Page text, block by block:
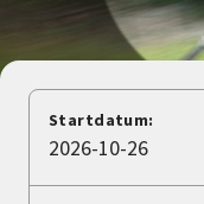
Cirkelledare
Nyheter
Avdelningar
Startdatum:
2026-10-26